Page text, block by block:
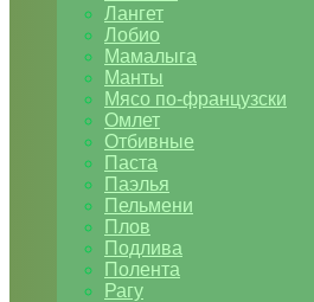
Лангет
Лобио
Мамалыга
Манты
Мясо по-французски
Омлет
Отбивные
Паста
Паэлья
Пельмени
Плов
Подлива
Полента
Рагу